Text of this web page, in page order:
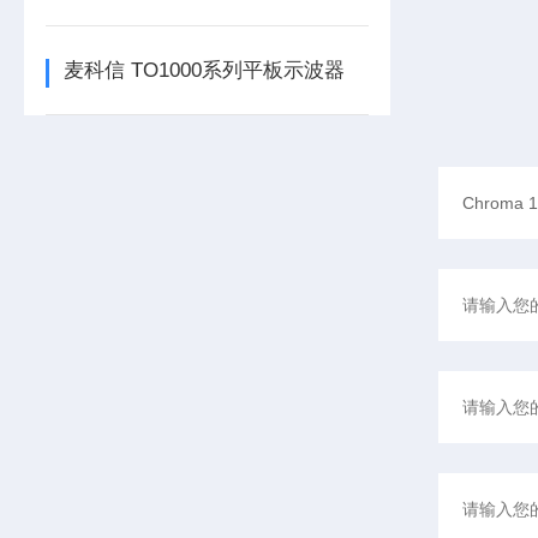
麦科信 TO1000系列平板示波器